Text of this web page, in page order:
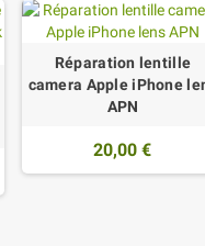
Réparation lentille
camera Apple iPhone
APN
20,00 €